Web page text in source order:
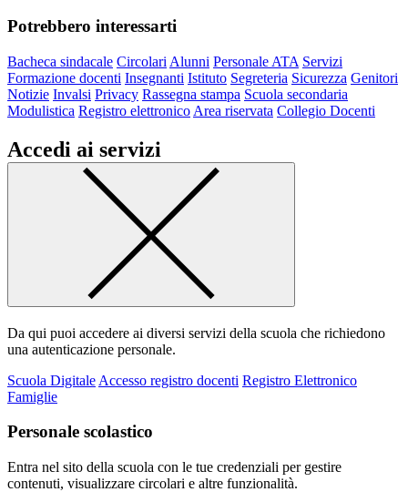
Potrebbero interessarti
Bacheca sindacale Circolari Alunni Personale ATA Servizi
Formazione docenti Insegnanti Istituto Segreteria Sicurezza Genitori
Notizie Invalsi Privacy Rassegna stampa Scuola secondaria
Modulistica Registro elettronico Area riservata Collegio Docenti
Accedi ai servizi
Da qui puoi accedere ai diversi servizi della scuola che richiedono
una autenticazione personale.
Scuola Digitale Accesso registro docenti Registro Elettronico
Famiglie
Personale scolastico
Entra nel sito della scuola con le tue credenziali per gestire
contenuti, visualizzare circolari e altre funzionalità.